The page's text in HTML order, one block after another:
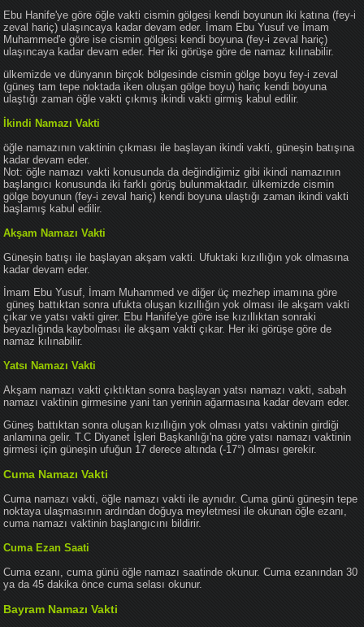
Ebu Hanife'ye göre öğle vakti cismin gölgesi kendi boyunun iki katına (fey-i
zeval hariç) ulaşıncaya kadar devam eder. İmam Ebu Yusuf ve İmam
Muhammed'e göre ise cismin gölgesi kendi boyuna (fey-i zeval hariç)
ulaşıncaya kadar devam eder. Her iki görüşe göre de namaz kılınabilir.
ülkemizde ve dünyanın birçok bölgesinde cismin gölge boyu fey-i zeval
(güneş tam tepe noktada iken oluşan gölge boyu) hariç kendi boyuna
ulaştığı zaman öğle vakti çıkmış ikindi vakti girmiş kabul edilir.
İkindi Namazı Vakti
öğle namazının vaktinin çıkması ile başlayan ikindi vakti, güneşin batışına
kadar devam eder.
Not: öğle namazı vakti konusunda da değindiğimiz gibi ikindi namazının
başlangıcı konusunda iki farklı görüş bulunmaktadır. ülkemizde cismin
gölge boyunun (fey-i zeval hariç) kendi boyuna ulaştığı zaman ikindi vakti
başlamış kabul edilir.
Akşam Namazı Vakti
Güneşin batışı ile başlayan akşam vakti. Ufuktaki kızıllığın yok olmasına
kadar devam eder.
İmam Ebu Yusuf, İmam Muhammed ve diğer üç mezhep imamına göre
güneş battıktan sonra ufukta oluşan kızıllığın yok olması ile akşam vakti
çıkar ve yatsı vakti girer. Ebu Hanife'ye göre ise kızıllıktan sonraki
beyazlığında kaybolması ile akşam vakti çıkar. Her iki görüşe göre de
namaz kılınabilir.
Yatsı Namazı Vakti
Akşam namazı vakti çıktıktan sonra başlayan yatsı namazı vakti, sabah
namazı vaktinin girmesine yani tan yerinin ağarmasına kadar devam eder.
Güneş battıktan sonra oluşan kızıllığın yok olması yatsı vaktinin girdiği
anlamına gelir. T.C Diyanet İşleri Başkanlığı'na göre yatsı namazı vaktinin
girmesi için güneşin ufuğun 17 derece altında (-17°) olması gerekir.
Cuma Namazı Vakti
Cuma namazı vakti, öğle namazı vakti ile aynıdır. Cuma günü güneşin tepe
noktaya ulaşmasının ardından doğuya meyletmesi ile okunan öğle ezanı,
cuma namazı vaktinin başlangıcını bildirir.
Cuma Ezan Saati
Cuma ezanı, cuma günü öğle namazı saatinde okunur. Cuma ezanından 30
ya da 45 dakika önce cuma selası okunur.
Bayram Namazı Vakti